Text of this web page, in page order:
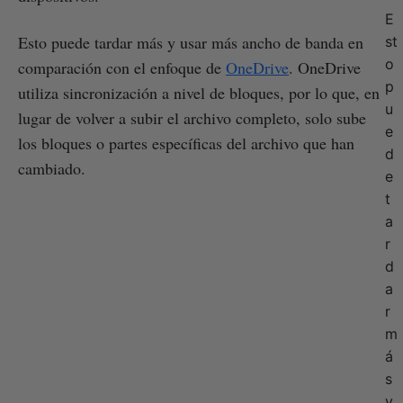
Esto puede tardar más y usar más ancho de banda en
comparación con el enfoque de OneDrive. OneDrive
utiliza sincronización a nivel de bloques, por lo que, en
lugar de volver a subir el archivo completo, solo sube
los bloques o partes específicas del archivo que han
cambiado.
E
st
o
p
u
e
d
e
t
a
r
d
a
r
m
á
s